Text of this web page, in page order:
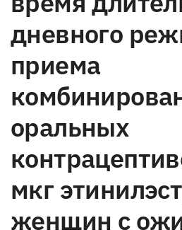
дневного
приема
оральных
мкг
женщин с